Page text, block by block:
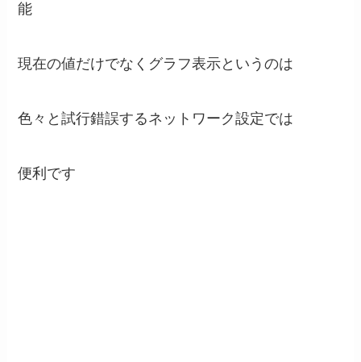
能
現在の値だけでなくグラフ表示というのは
色々と試行錯誤するネットワーク設定では
便利です